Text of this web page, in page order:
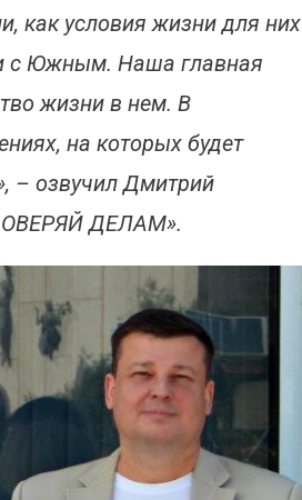
как условия жизни для них
с Южным. Наша главная
жизни в нем. В
на которых будет
– озвучил Дмитрий
ДЕЛАМ».